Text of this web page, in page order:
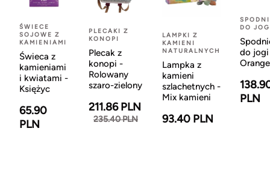
ŚWIECE
SOJOWE Z
KAMIENIAMI
Świeca z
kamieniami
i kwiatami -
Księżyc
65.90
PLN
PLECAKI Z
KONOPI
Plecak z
konopi -
Rolowany
szaro-zielony
211.86 PLN
235.40 PLN
LAMPKI Z
KAMIENI
NATURALNYCH
Lampka z
kamieni
szlachetnych -
Mix kamieni
93.40 PLN
DO
do
Orange
PLN